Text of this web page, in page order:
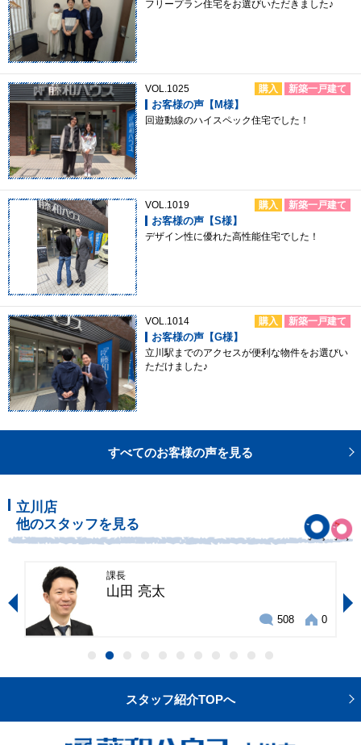
フリープラン住宅をお選びいただきました♪
VOL.1025 購入 新築一戸建て
お客様の声【M様】
回遊動線のハイスペック住宅でした！
VOL.1019 購入 新築一戸建て
お客様の声【S様】
デザイン性に優れた高性能住宅でした！
VOL.1014 購入 新築一戸建て
お客様の声【G様】
立川駅までのアクセスが便利な物件をお選びい
ただけました♪
すべてのお客様の声を見る
立川店
他のスタッフを見る
課長
山田 亮太
508 0
スタッフ紹介TOPへ